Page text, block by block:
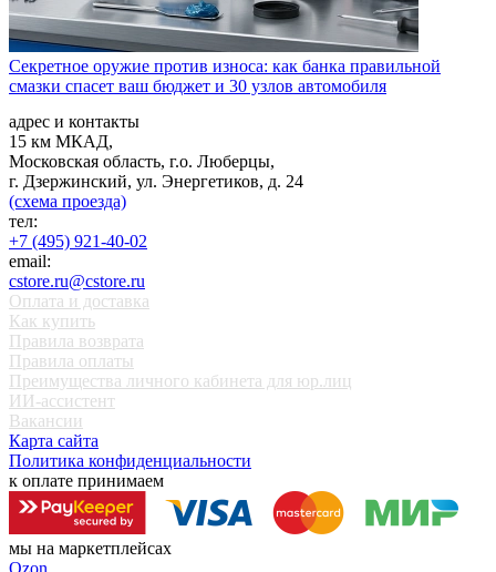
Секретное оружие против износа: как банка правильной
смазки спасет ваш бюджет и 30 узлов автомобиля
адрес и контакты
15 км МКАД,
Московская область, г.о. Люберцы,
г. Дзержинский, ул. Энергетиков, д. 24
(схема проезда)
тел:
+7 (495) 921-40-02
email:
cstore.ru@cstore.ru
Оплата и доставка
Как купить
Правила возврата
Правила оплаты
Преимущества личного кабинета для юр.лиц
ИИ-ассистент
Вакансии
Карта сайта
Политика конфиденциальности
к оплате принимаем
мы на маркетплейсах